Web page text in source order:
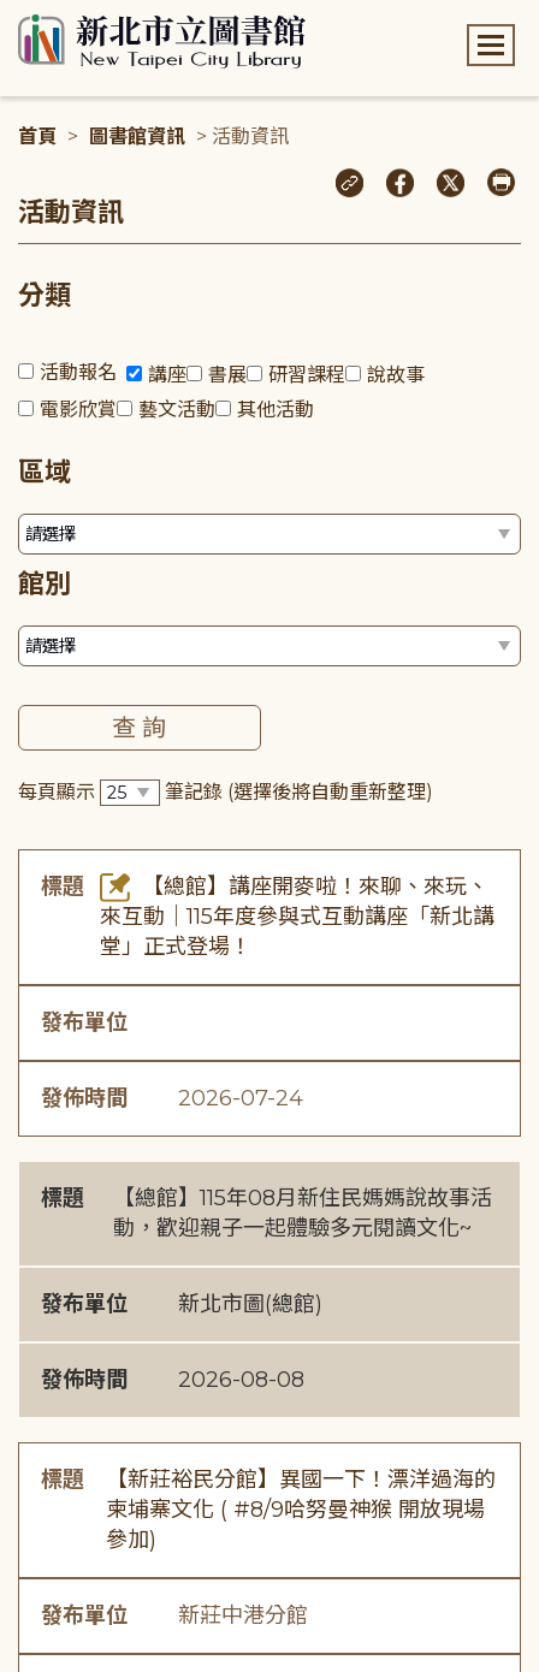
首頁 > 圖書館資訊 > 活動資訊
活動資訊
分類
活動報名 講座 書展 研習課程
說故事
電影欣賞
藝文活動 其他活動
區域
館別
每頁顯示 筆記錄 (選擇後將自動重新整理)
標題
【總館】講座開麥啦！來聊、來玩、
來互動｜115年度參與式互動講座「新北講
堂」正式登場！
發布單位
發佈時間 2026-07-24
標題
【總館】115年08月新住民媽媽說故事活
動，歡迎親子一起體驗多元閱讀文化~
發布單位 新北市圖(總館)
發佈時間 2026-08-08
標題
【新莊裕民分館】異國一下！漂洋過海的
柬埔寨文化 ( #8/9哈努曼神猴 開放現場
參加)
發布單位 新莊中港分館